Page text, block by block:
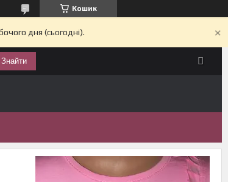
Кошик
дня (сьогодні).
Знайти